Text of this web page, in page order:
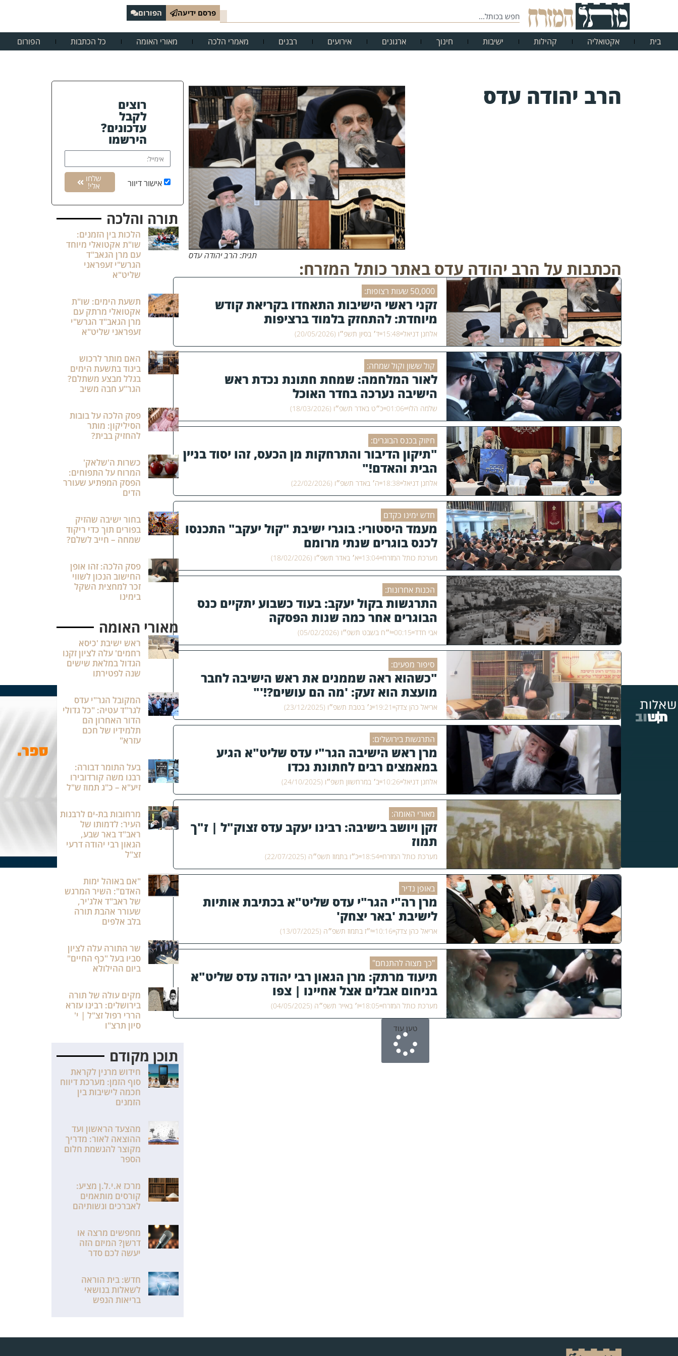
פרסם ידיעה הפורום
בית אקטואליה קהילות ישיבות חינוך ארגונים אירועים רבנים מאמרי הלכה מאורי האומה כל הכתבות הפורום
הרב יהודה עדס
תגית: הרב יהודה עדס
הכתבות על הרב יהודה עדס באתר כותל המזרח:
50,000 שעות רצופות:
זקני ראשי הישיבות התאחדו בקריאת קודש
מיוחדת: להתחזק בלמוד ברציפות
אלחנן דניאל 15:48 ד׳ בסיון תשפ״ו (20/05/2026)
קול ששון וקול שמחה:
לאור המלחמה: שמחת חתונת נכדת ראש
הישיבה נערכה בחדר האוכל
שלמה הלוי 01:06 כ״ט באדר תשפ״ו (18/03/2026)
חיזוק בכנס הבוגרים:
"תיקון הדיבור והתרחקות מן הכעס, זהו יסוד בניין
הבית והאדם!"
אלחנן דניאל 18:38 ה׳ באדר תשפ״ו (22/02/2026)
חדש ימינו כקדם
מעמד היסטורי: בוגרי ישיבת "קול יעקב" התכנסו
לכנס בוגרים שנתי מרומם
מערכת כותל המזרח 13:04 א׳ באדר תשפ״ו (18/02/2026)
הכנות אחרונות:
התרגשות בקול יעקב: בעוד כשבוע יתקיים כנס
הבוגרים אחר כמה שנות הפסקה
אבי חדד 00:15 י״ח בשבט תשפ״ו (05/02/2026)
סיפור מפעים:
"כשהוא ראה שממנים את ראש הישיבה לחבר
מועצת הוא זעק: 'מה הם עושים?!'"
אריאל כהן צדק 19:21 ג׳ בטבת תשפ״ו (23/12/2025)
התרגשות בירושלים:
מרן ראש הישיבה הגר"י עדס שליט"א הגיע
במאמצים רבים לחתונת נכדו
אלחנן דניאל 10:26 ב׳ במרחשוון תשפ״ו (24/10/2025)
מאורי האומה:
זקן ויושב בישיבה: רבינו יעקב עדס זצוק"ל | ז"ך
תמוז
מערכת כותל המזרח 18:54 כ״ו בתמוז תשפ״ה (22/07/2025)
באופן נדיר
מרן רה"י הגר"י עדס שליט"א בכתיבת אותיות
לישיבת 'באר יצחק'
אריאל כהן צדק 10:16 י״ז בתמוז תשפ״ה (13/07/2025)
"כך מצוה להתנחם"
תיעוד מרתק: מרן הגאון רבי יהודה עדס שליט"א
בניחום אבלים אצל אחיינו | צפו
מערכת כותל המזרח 18:05 ו׳ באייר תשפ״ה (04/05/2025)
טען עוד
רוצים
לקבל
עדכונים?
הירשמו
אישור דיוור שלחו
אלי!
תורה והלכה
הלכות בין הזמנים:
שו"ת אקטואלי מיוחד
עם מרן הגאב"ד
הגרש"י זעפראני
שליט"א
תשעת הימים: שו"ת
אקטואלי מרתק עם
מרן הגאב"ד הגרש"י
זעפראני שליט"א
האם מותר לרכוש
ביגוד בתשעת הימים
בגלל מבצע משתלם?
הגר"ע חבה משיב
פסק הלכה על בובות
הסיליקון: מותר
להחזיק בבית?
כשרות ה'שלאק'
המרוח על התפוחים:
הפסק המפתיע שעורר
הדים
בחור ישיבה שהזיק
בפורים תוך כדי ריקוד
שמחה – חייב לשלם?
פסק הלכה: זהו אופן
החישוב הנכון לשווי
זכר למחצית השקל
בימינו
מאורי האומה
ראש ישיבת 'כיסא
רחמים' עלה לציון זקנו
הגדול במלאת שישים
שנה לפטירתו
המקובל הגר"י עדס
לגר"ד עטיה: "כל גדולי
הדור האחרון הם
תלמידיו של חכם
עזרא"
בעל התומר דבורה:
רבנו משה קורדובירו
זיע"א – כ"ג תמוז ש"ל
מרחובות בת-ים לרבנות
העיר: לדמותו של
ראב"ד באר שבע,
הגאון רבי יהודה דרעי
זצ"ל
"אם באוהל ימות
האדם": השיר המרגש
של ראב"ד אלג'יר,
שעורר אהבת תורה
בלב אלפים
שר התורה עלה לציון
סביו בעל "כף החיים"
ביום ההילולא
מקים עולה של תורה
בירושלים: רבינו עזרא
הררי רפול זצ"ל | י'
סיון תרצ"ו
תוכן מקודם
חידוש מרנין לקראת
סוף הזמן: מערכת דיווח
חכמה לישיבות בין
הזמנים
מהצעד הראשון ועד
ההוצאה לאור: מדריך
מקוצר להגשמת חלום
הספר
מרכז א.י.ל.ן מציע:
קורסים מותאמים
לאברכים ונשותיהם
מחפשים מרצה או
דרשן? המיזם הזה
יעשה לכם סדר
חדש: בית הוראה
לשאלות בנושאי
בריאות הנפש